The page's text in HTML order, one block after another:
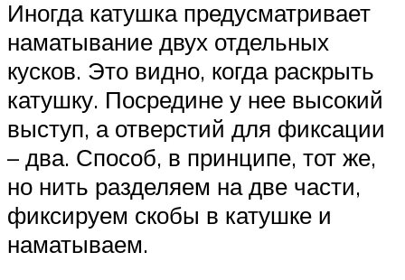
Иногда катушка предусматривает
наматывание двух отдельных
кусков. Это видно, когда раскрыть
катушку. Посредине у нее высокий
выступ, а отверстий для фиксации
– два. Способ, в принципе, тот же,
но нить разделяем на две части,
фиксируем скобы в катушке и
наматываем.